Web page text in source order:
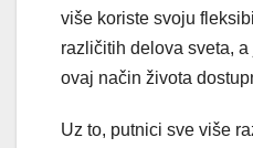
više koriste svoju
različitih delova sveta,
ovaj način života
Uz to, putnici sve više